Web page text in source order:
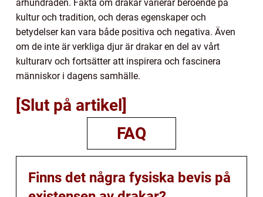
århundraden. Fakta om drakar varierar beroende på
kultur och tradition, och deras egenskaper och
betydelser kan vara både positiva och negativa. Även
om de inte är verkliga djur är drakar en del av vårt
kulturarv och fortsätter att inspirera och fascinera
människor i dagens samhälle.
[Slut på artikel]
FAQ
Finns det några fysiska bevis på